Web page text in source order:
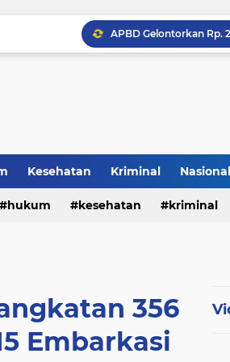
Polresta Cirebon Sita
Kesehatan Kriminal Nasional
hukum kesehatan kriminal
356
Embarkasi